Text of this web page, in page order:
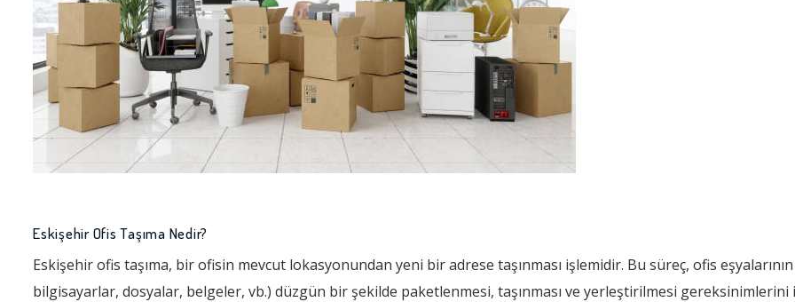
Eskişehir Ofis Taşıma Nedir?
Eskişehir ofis taşıma, bir ofisin mevcut lokasyonundan yeni bir adrese taşınması işlemidir. Bu süreç, ofis
bilgisayarlar, dosyalar, belgeler, vb.) düzgün bir şekilde paketlenmesi, taşınması ve yerleştirilmesi gereksinimlerini